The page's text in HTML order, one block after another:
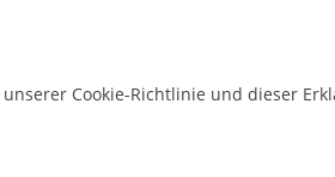
Cookie-Richtlinie und dieser